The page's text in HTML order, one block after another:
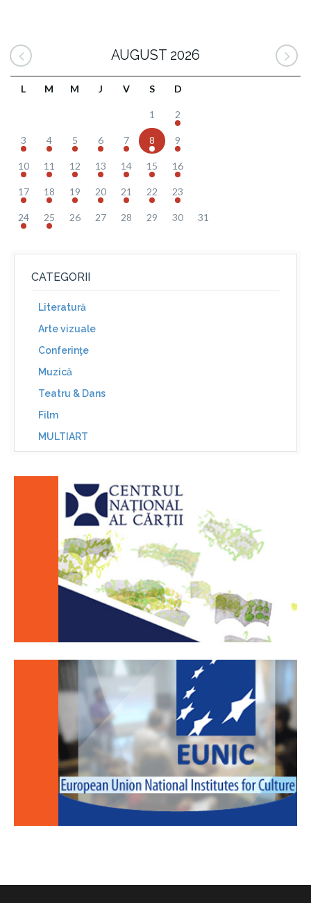
AUGUST 2026
L M M J V S D
1 2
3 4 5 6 7 8 9
10 11 12 13 14 15 16
17 18 19 20 21 22 23
24 25 26 27 28 29 30 31
CATEGORII
Literatură
Arte vizuale
Conferinţe
Muzică
Teatru & Dans
Film
MULTIART